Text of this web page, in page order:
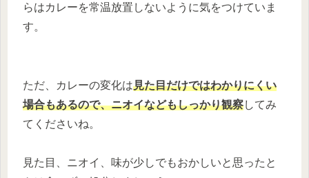
らはカレーを常温放置しないように気をつけていま
す。
ただ、カレーの変化は見た目だけではわかりにくい
場合もあるので、ニオイなどもしっかり観察してみ
てくださいね。
見た目、ニオイ、味が少しでもおかしいと思ったと